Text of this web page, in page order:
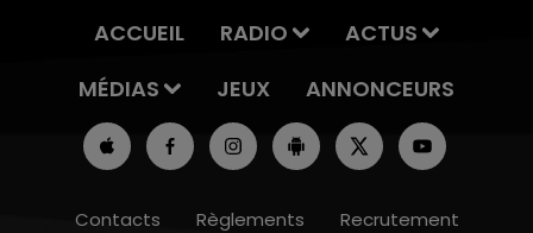
ACCUEIL RADIO
ACTUS
MÉDIAS
JEUX ANNONCEURS
Contacts Règlements
Recrutement